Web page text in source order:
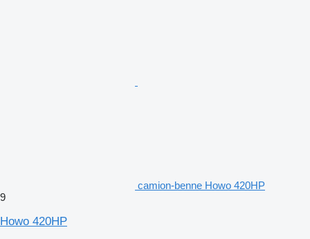
camion-benne Howo 420HP
9
Howo 420HP